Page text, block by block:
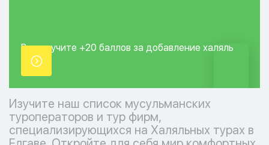
Вы получите +20 баллов за добавление халяль
точки.
Изучите наш список мусульманских
туроператоров и тур фирм,
специализирующихся на Халяльных турах в